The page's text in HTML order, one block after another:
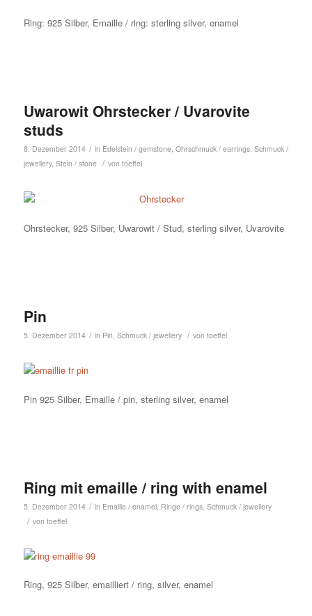
Ring: 925 Silber, Emaille / ring: sterling silver, enamel
Uwarowit Ohrstecker / Uvarovite
studs
8. Dezember 2014 / in Edelstein / gemstone, Ohrschmuck / earrings, Schmuck /
jewellery, Stein / stone / von toeffel
Ohrstecker, 925 Silber, Uwarowit / Stud, sterling silver, Uvarovite
Pin
5. Dezember 2014 / in Pin Schmuck / jewellery / von toeffel
Pin 925 Silber, Emaille / pin, sterling silver, enamel
Ring mit emaille / ring with enamel
5. Dezember 2014 / in Emaille / enamel, Ringe / rings, Schmuck / jewellery
/ von toeffel
Ring, 925 Silber, emailliert / ring, silver, enamel